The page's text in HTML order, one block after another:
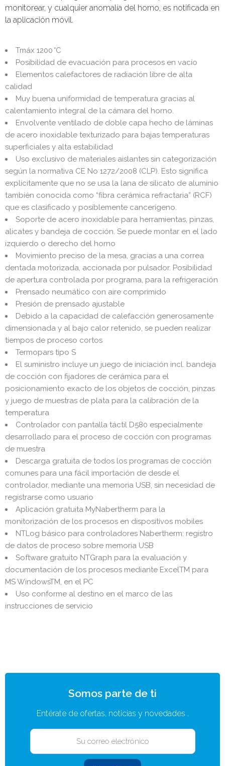
monitorear, y cualquier anomalía del horno, es notificada en
la aplicación móvil.
Tmáx 1200 °C
Posibilidad de evacuación para procesos en vacío
Elementos calefactores de radiación libre de alta
calidad
Muy buena uniformidad de temperatura gracias al
calentamiento integral de la cámara del horno.
Envolvente ventilado de doble capa hecho de láminas
de acero inoxidable texturizado para bajas temperaturas
superficiales y alta estabilidad
Uso exclusivo de materiales aislantes sin categorización
según la normativa CE No 1272/2008 (CLP). Esto significa
explícitamente que no se usa la lana de silicato de aluminio
también conocida como “fibra cerámica refractaria” (RCF)
que es clasificado y posiblemente cancerígeno.
Soporte de acero inoxidable para herramientas, pinzas,
alicates y bandeja de cocción. Se puede montar en el lado
izquierdo o derecho del horno
Movimiento preciso de la mesa, gracias a una correa
dentada motorizada, accionada por pulsador. Posibilidad
de apertura controlada por programa, para la refrigeración
Prensado neumático con aire comprimido
Presión de prensado ajustable
Debido a la capacidad de calefacción generosamente
dimensionada y al bajo calor retenido, se pueden realizar
tiempos de proceso cortos
Termopars tipo S
El suministro incluye un juego de iniciación incl. bandeja
de cocción con fijadores de cerámica para el
posicionamiento exacto de los objetos de cocción, pinzas
y juego de muestras de plata para la calibración de la
temperatura
Controlador con pantalla táctil D580 especialmente
desarrollado para el proceso de cocción con programas
de muestra
Descarga gratuita de todos los programas de cocción
comunes para una fácil importación de desde el
controlador, mediante una memoria USB, sin necesidad de
registrarse como usuario
Aplicación gratuita MyNabertherm para la
monitorización de los procesos en dispositivos mobiles
NTLog básico para controladores Nabertherm: registro
de datos de proceso sobre memoria USB
Software gratuito NTGraph para la evaluación y
documentación de los procesos mediante ExcelTM para
MS WindowsTM, en el PC
Uso conforme al destino en el marco de las
instrucciones de servicio
Somos parte de ti
Entérate de ofertas, noticias y novedades .